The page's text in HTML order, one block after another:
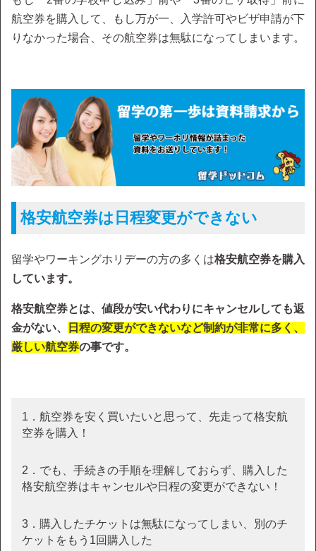
航空券を購入して、もし万が一、入学許可やビザ申請が下
りなかった場合、その航空券は無駄になってしまいます。
格安航空券は日程変更ができない
留学やワーキングホリデーの方の多くは格安航空券を購入
しています。
格安航空券とは、値段が安い代わりにキャンセルしても返
金がない、
日程の変更ができないなど制約が非常に多く、
厳しい航空券の事です。
1．航空券を安く買いたいと思って、先走って格安航
空券を購入！
2．でも、手続きの手順を理解しておらず、購入した
格安航空券はキャンセルや日程の変更ができない！
3．購入したチケットは無駄になってしまい、別のチ
ケットをもう1回購入した